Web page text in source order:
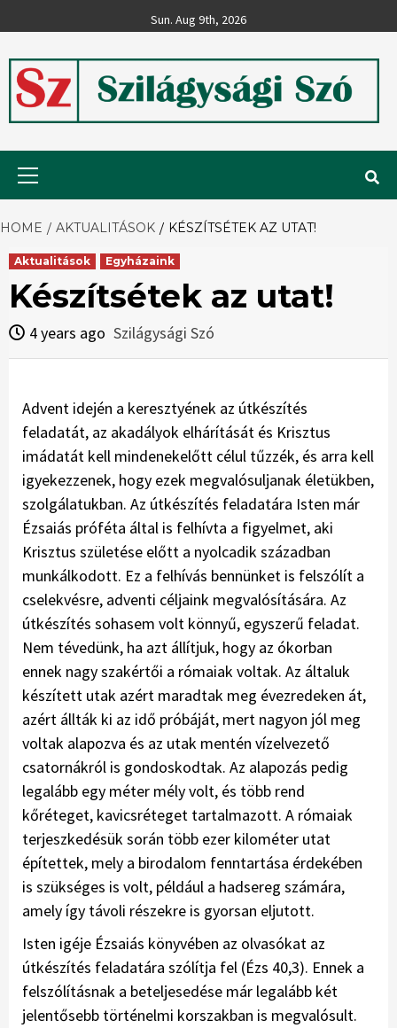
to
Sun. Aug 9th, 2026
Szilágysági
Szó
HOME AKTUALITÁSOK KÉSZÍTSÉTEK AZ UTAT!
Aktualitások Egyházaink
Készítsétek az utat!
4 years ago Szilágysági Szó
Advent idején a keresztyének az útkészítés
feladatát, az akadályok elhárítását és Krisztus
imádatát kell mindenekelőtt célul tűzzék, és arra kell
igyekezzenek, hogy ezek megvalósuljanak életükben,
szolgálatukban. Az útkészítés feladatára Isten már
Ézsaiás próféta által is felhívta a figyelmet, aki
Krisztus születése előtt a nyolcadik században
munkálkodott. Ez a felhívás bennünket is felszólít a
cselekvésre, adventi céljaink megvalósítására. Az
útkészítés sohasem volt könnyű, egyszerű feladat.
Nem tévedünk, ha azt állítjuk, hogy az ókorban
ennek nagy szakértői a rómaiak voltak. Az általuk
készített utak azért maradtak meg évezredeken át,
azért állták ki az idő próbáját, mert nagyon jól meg
voltak alapozva és az utak mentén vízelvezető
csatornákról is gondoskodtak. Az alapozás pedig
legalább egy méter mély volt, és több rend
kőréteget, kavicsréteget tartalmazott. A rómaiak
terjeszkedésük során több ezer kilométer utat
építettek, mely a birodalom fenntartása érdekében
is szükséges is volt, például a hadsereg számára,
amely így távoli részekre is gyorsan eljutott.
Isten igéje Ézsaiás könyvében az olvasókat az
útkészítés feladatára szólítja fel (Ézs 40,3). Ennek a
felszólításnak a beteljesedése már legalább két
jelentősebb történelmi korszakban is megvalósult.